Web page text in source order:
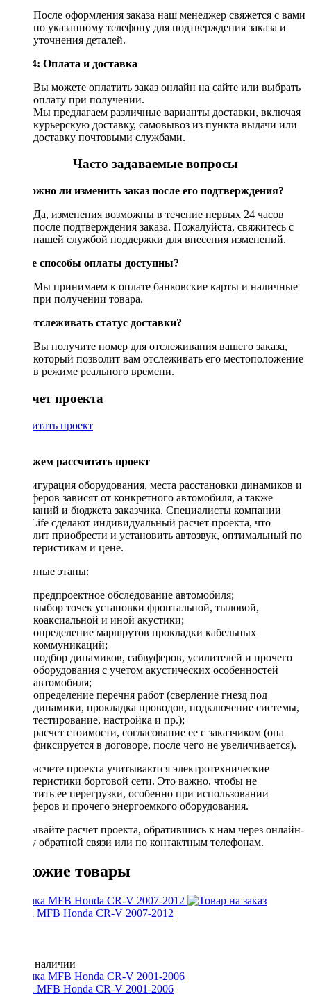
После оформления заказа наш менеджер свяжется с вами
по указанному телефону для подтверждения заказа и
уточнения деталей.
Шаг 4: Оплата и доставка
Вы можете оплатить заказ онлайн на сайте или выбрать
оплату при получении.
Мы предлагаем различные варианты доставки, включая
курьерскую доставку, самовывоз из пункта выдачи или
доставку почтовыми службами.
Часто задаваемые вопросы
Возможно ли изменить заказ после его подтверждения?
Да, изменения возможны в течение первых 24 часов
после подтверждения заказа. Пожалуйста, свяжитесь с
нашей службой поддержки для внесения изменений.
Какие способы оплаты доступны?
Мы принимаем к оплате банковские карты и наличные
при получении товара.
Как отслеживать статус доставки?
Вы получите номер для отслеживания вашего заказа,
который позволит вам отслеживать его местоположение
в режиме реального времени.
Рассчет проекта
Рассчитать проект
Поможем рассчитать проект
Конфигурация оборудования, места расстановки динамиков и
сабвуферов зависят от конкретного автомобиля, а также
пожеланий и бюджета заказчика. Специалисты компании
DriveLife сделают индивидуальный расчет проекта, что
позволит приобрести и установить автозвук, оптимальный по
характеристикам и цене.
Основные этапы:
предпроектное обследование автомобиля;
выбор точек установки фронтальной, тыловой,
коаксиальной и иной акустики;
определение маршрутов прокладки кабельных
коммуникаций;
подбор динамиков, сабвуферов, усилителей и прочего
оборудования с учетом акустических особенностей
автомобиля;
определение перечня работ (сверление гнезд под
динамики, прокладка проводов, подключение системы,
тестирование, настройка и пр.);
расчет стоимости, согласование ее с заказчиком (она
фиксируется в договоре, после чего не увеличивается).
При расчете проекта учитываются электротехнические
характеристики бортовой сети. Это важно, чтобы не
допустить ее перегрузки, особенно при использовании
сабвуферов и прочего энергоемкого оборудования.
Заказывайте расчет проекта, обратившись к нам через онлайн-
форму обратной связи или по контактным телефонам.
Похожие товары
Рамка MFB Honda CR-V 2007-2012
Нет в наличии
Рамка MFB Honda CR-V 2001-2006